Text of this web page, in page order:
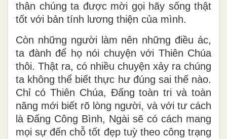
thân chúng ta được mời gọi hãy sống thật
tốt với bản tính lương thiện của mình.
Còn những người làm nên những điều ác,
ta đành để họ nói chuyện với Thiên Chúa
thôi. Thật ra, có nhiều chuyện xảy ra chúng
ta không thể biết thực hư đúng sai thế nào.
Chỉ có Thiên Chúa, Đấng toàn tri và toàn
năng mới biết rõ lòng người, và với tư cách
là Đấng Công Bình, Ngài sẽ có cách mang
mọi sự đến chỗ tốt đẹp tuỳ theo công trạng